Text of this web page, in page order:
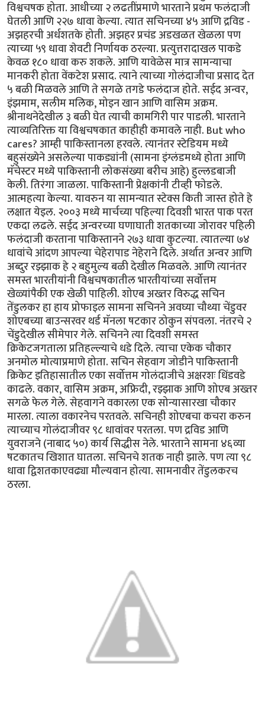
विश्वचषक होता. आधीच्या २ लढतींप्रमाणे भारताने प्रथम फलंदाजी
घेतली आणि २२७ धावा केल्या. त्यात सचिनच्या ४५ आणि द्रविड -
अझहरची अर्धशतके होती. अझहर प्रचंड अडखळत खेळला पण
त्याच्या ५९ धावा शेवटी निर्णायक ठरल्या. प्रत्युत्तरादाखल पाकडे
केवळ १८० धावा करु शकले. आणि यावेळेस मात्र सामन्याचा
मानकरी होता वेंकटेश प्रसाद. त्याने त्याच्या गोलंदाजीचा प्रसाद देत
५ बळी मिळवले आणि ते सगळे तगडे फलंदाज होते. सईद अन्वर,
इंझमाम, सलीम मलिक, मोइन खान आणि वासिम अक्रम.
श्रीनाथनेदेखील ३ बळी घेत त्याची कामगिरी पार पाडली. भारताने
त्याव्यतिरिक्त या विश्वचषकात काहीही कमावले नाही. But who
cares? आम्ही पाकिस्तानला हरवले. त्यानंतर स्टेडियम मध्ये
बहुसंख्येने असलेल्या पाकड्यांनी (सामना इंग्लंडमध्ये होता आणि
मॅचेस्टर मध्ये पाकिस्तानी लोकसंख्या बरीच आहे) हुल्लडबाजी
केली. तिरंगा जाळला. पाकिस्तानी प्रेक्षकांनी टीव्ही फोडले.
आत्महत्या केल्या. यावरुन या सामन्यात स्टेक्स किती जास्त होते हे
लक्षात येइल. २००३ मध्ये मार्चच्या पहिल्या दिवशी भारत पाक परत
एकदा लढले. सईद अन्वरच्या घणाघाती शतकाच्या जोरावर पहिली
फलंदाजी करताना पाकिस्तानने २७३ धावा कुटल्या. त्यातल्या ७४
धावांचे आंदण आपल्या चेहेरापाड नेहेराने दिले. अर्थात अन्वर आणि
अब्दुर रझ्झाक हे २ बहुमुल्य बळी देखील मिळवले. आणि त्यानंतर
समस्त भारतीयांनी विश्वचषकातील भारतीयांच्या सर्वोत्तम
खेळ्यांपैकी एक खेळी पाहिली. शोएब अख्तर विरुद्ध सचिन
तेंडुलकर हा हाय प्रोफाइल सामना सचिनने अवघ्या चौथ्या चेंडुवर
शोएबच्या बाउन्सरवर थर्ड मॅनला षटकार ठोकुन संपवला. नंतरचे २
चेंडुदेखील सीमेपार गेले. सचिनने त्या दिवशी समस्त
क्रिकेटजगताला प्रतिहल्ल्याचे धडे दिले. त्याचा एकेक चौकार
अनमोल मोत्याप्रमाणे होता. सचिन सेहवाग जोडीने पाकिस्तानी
क्रिकेट इतिहासातील एका सर्वोत्तम गोलंदाजीचे अक्षरशः धिंडवडे
काढले. वकार, वासिम अक्रम, अफ्रिदी, रझ्झाक आणि शोएब अख्तर
सगळे फेल गेले. सेहवागने वकारला एक सोन्यासारखा चौकार
मारला. त्याला वकारनेच परतवले. सचिनही शोएबचा कचरा करुन
त्याच्याच गोलंदाजीवर ९८ धावांवर परतला. पण द्रविड आणि
युवराजने (नाबाद ५०) कार्य सिद्धीस नेले. भारताने सामना ४६व्या
षटकातच खिशात घातला. सचिनचे शतक नाही झाले. पण त्या ९८
धावा द्विशतकाएवढ्या मौल्यवान होत्या. सामनावीर तेंडुलकरच
ठरला.